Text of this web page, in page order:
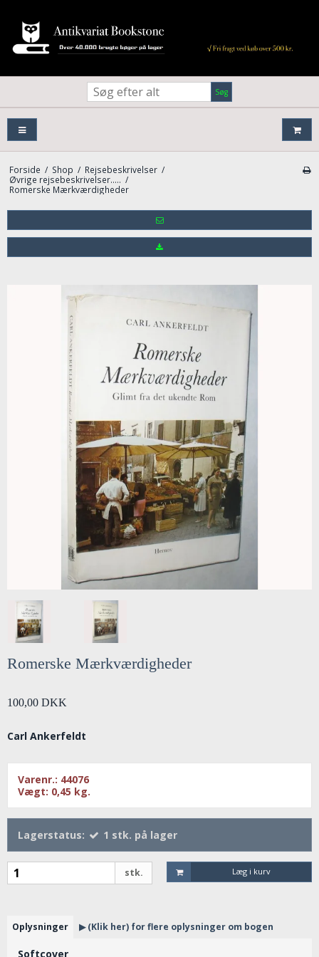
Søg
Forside / Shop / Rejsebeskrivelser /
Øvrige rejsebeskrivelser..... /
Romerske Mærkværdigheder
Romerske Mærkværdigheder
100,00 DKK
Carl Ankerfeldt
Varenr.: 44076
Vægt: 0,45 kg.
Lagerstatus: 1 stk. på lager
stk. Læg i kurv
Oplysninger ▶ (Klik her) for flere oplysninger om bogen
Softcover